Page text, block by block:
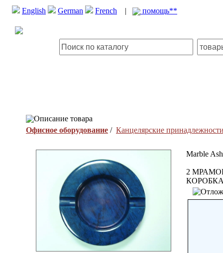
English German French | помощь**
Описание товара
Офисное оборудование / Канцелярские
Marble
2